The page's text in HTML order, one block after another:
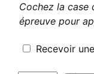
Cochez la case
épreuve pour
Recevoir